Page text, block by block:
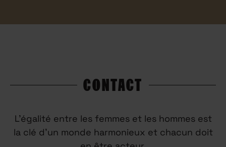
CONTACT
L’égalité entre les femmes et les hommes est
la clé d’un monde harmonieux et chacun doit